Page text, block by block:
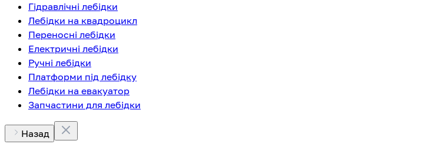
Гідравлічні лебідки
Лебідки на квадроцикл
Переносні лебідки
Електричні лебідки
Ручні лебідки
Платформи під лебідку
Лебідки на евакуатор
Запчастини для лебідки
Назад